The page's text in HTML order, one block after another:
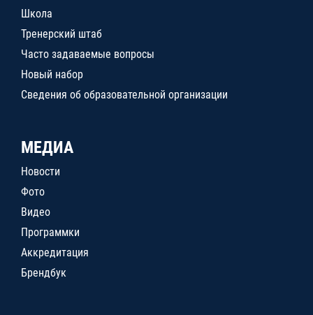
Школа
Тренерский штаб
Часто задаваемые вопросы
Новый набор
Сведения об образовательной организации
МЕДИА
Новости
Фото
Видео
Программки
Аккредитация
Брендбук